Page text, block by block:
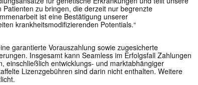
zu bringen, die derzeit nur begrenzte
ist eine Bestätigung unserer
krankheitsmodifizierenden Potentials.“
garantierte Vorauszahlung sowie zugesicherte
Insgesamt kann Seamless im Erfolgsfall Zahlungen
einschließlich entwicklungs- und marktabhängiger
Lizenzgebühren sind darin nicht enthalten. Weitere